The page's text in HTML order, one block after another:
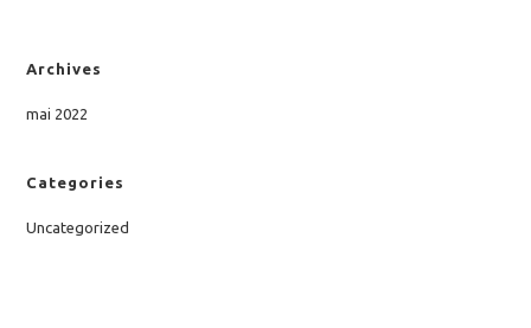
Archives
mai 2022
Categories
Uncategorized